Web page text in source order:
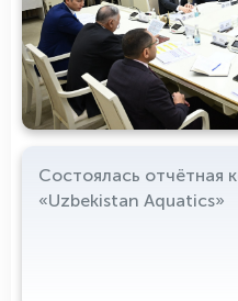
Состоялась отчётная
«Uzbekistan Aquatics»